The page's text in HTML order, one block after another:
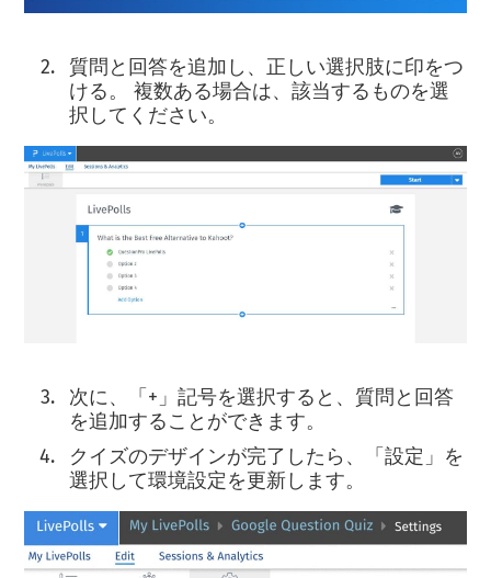
質問と回答を追加し、正しい選択肢に印をつ
ける。 複数ある場合は、該当するものを選
択してください。
次に、「+」記号を選択すると、質問と回答
を追加することができます。
クイズのデザインが完了したら、「設定」を
選択して環境設定を更新します。